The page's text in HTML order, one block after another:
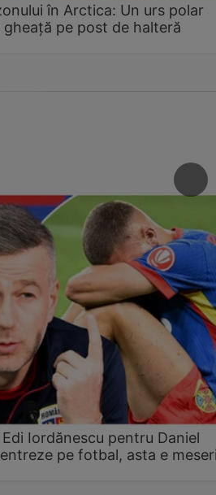
în Arctica: Un urs polar
pe post de halteră
Iordănescu pentru Daniel
pe fotbal, asta e